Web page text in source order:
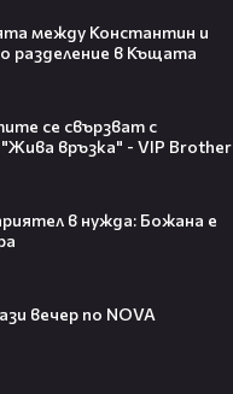
между Константин и
разделение в Къщата
се свързват с
връзка" - VIP Brother
в нужда: Божана е
вечер по NOVA
сливането на
Bros. за 110
Карди Би и
разпалиха